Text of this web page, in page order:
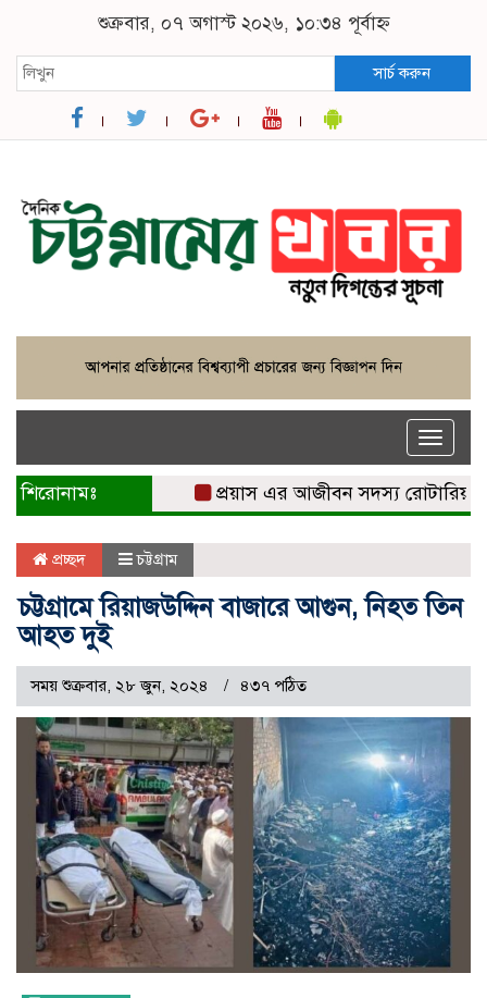
শুক্রবার, ০৭ অগাস্ট ২০২৬, ১০:৩৪ পূর্বাহ্ন
সার্চ করুন
Toggle
শিরোনামঃ প্রয়াস এর আজীবন সদস্য রোটারিয়ান
প্রচ্ছদ চট্টগ্রাম
চট্টগ্রামে রিয়াজউদ্দিন বাজারে আগুন, নিহত তিন
আহত দুই
সময় শুক্রবার, ২৮ জুন, ২০২৪ ৪৩৭ পঠিত